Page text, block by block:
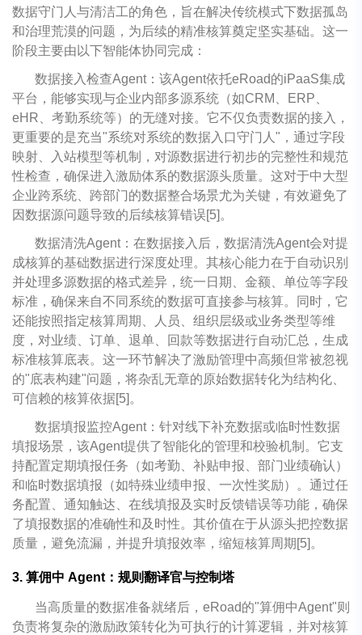
数据守门人与清洁工的角色，旨在解决传统模式下数据孤岛
和治理荒漠的问题，为后续的精准核算奠定坚实基础。这一
阶段主要由以下智能体协同完成：
数据接入检查Agent：该Agent依托eRoad的iPaaS集成
平台，能够实现与企业内部多源系统（如CRM、ERP、
eHR、考勤系统等）的无缝对接。它不仅负责数据的接入，
更重要的是充当"系统对系统的数据入口守门人"，通过字段
映射、入站模型等机制，对源数据进行初步的完整性和规范
性检查，确保进入激励体系的数据源头质量。这对于中大型
企业跨系统、跨部门的数据整合场景尤为关键，有效避免了
因数据源问题导致的后续核算错误[5]。
数据清洗Agent：在数据接入后，数据清洗Agent会对提
成核算的基础数据进行深度处理。其核心能力在于自动识别
并处理多源数据的格式差异，统一日期、金额、单位等字段
标准，确保来自不同系统的数据可直接参与核算。同时，它
还能按照指定核算周期、人员、组织层级或业务类型等维
度，对业绩、订单、退单、回款等数据进行自动汇总，生成
标准核算底表。这一环节解决了激励管理中高频但常被忽视
的"底表构建"问题，将杂乱无章的原始数据转化为结构化、
可信赖的核算依据[5]。
数据填报监控Agent：针对线下补充数据或临时性数据
填报场景，该Agent提供了智能化的管理和校验机制。它支
持配置定期填报任务（如考勤、补贴申报、部门业绩确认）
和临时数据填报（如特殊业绩申报、一次性奖励）。通过任
务配置、通知触达、在线填报及实时反馈错误等功能，确保
了填报数据的准确性和及时性。其价值在于从源头把控数据
质量，避免流漏，并提升填报效率，缩短核算周期[5]。
3. 算佣中 Agent：规则翻译官与控制塔
当高质量的数据准备就绪后，eRoad的"算佣中Agent"则
负责将复杂的激励政策转化为可执行的计算逻辑，并对核算